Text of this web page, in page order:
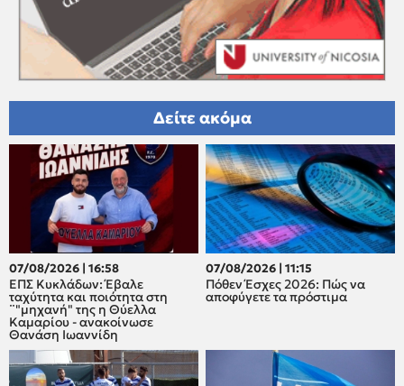
Δείτε ακόμα
07/08/2026 | 16:58
ΕΠΣ Κυκλάδων: Έβαλε
ταχύτητα και ποιότητα στη
¨"μηχανή" της η Θύελλα
Καμαρίου - ανακοίνωσε
Θανάση Ιωαννίδη
07/08/2026 | 11:15
Πόθεν Έσχες 2026: Πώς να
αποφύγετε τα πρόστιμα